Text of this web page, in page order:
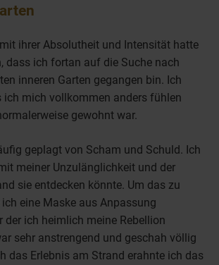
ihrer Absolutheit und Intensität hatte
dass ich fortan auf die Suche nach
inneren Garten gegangen bin. Ich
ich mich vollkommen anders fühlen
gewohnt war.
geplagt von Scham und Schuld. Ich
meiner Unzulänglichkeit und der
sie entdecken könnte. Um das zu
eine Maske aus Anpassung
der ich heimlich meine Rebellion
sehr anstrengend und geschah völlig
das Erlebnis am Strand erahnte ich das